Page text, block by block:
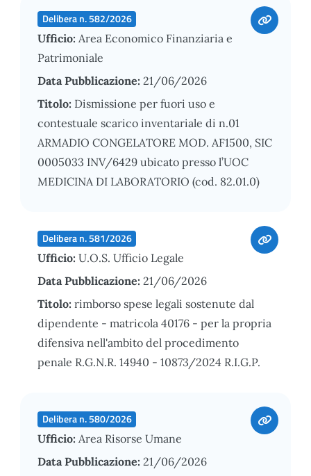
Delibera n. 582/2026
Ufficio: Area Economico Finanziaria e
Patrimoniale
Data Pubblicazione: 21/06/2026
Titolo: Dismissione per fuori uso e
contestuale scarico inventariale di n.01
ARMADIO CONGELATORE MOD. AF1500, SIC
0005033 INV/6429 ubicato presso l’UOC
MEDICINA DI LABORATORIO (cod. 82.01.0)
Delibera n. 581/2026
Ufficio: U.O.S. Ufficio Legale
Data Pubblicazione: 21/06/2026
Titolo: rimborso spese legali sostenute dal
dipendente - matricola 40176 - per la propria
difensiva nell'ambito del procedimento
penale R.G.N.R. 14940 - 10873/2024 R.I.G.P.
Delibera n. 580/2026
Ufficio: Area Risorse Umane
Data Pubblicazione: 21/06/2026